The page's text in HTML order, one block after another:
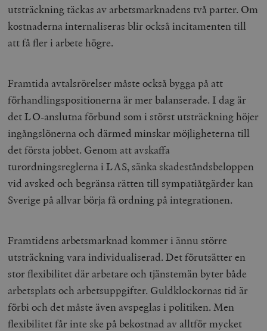
utsträckning täckas av arbetsmarknadens två parter. Om
kostnaderna internaliseras blir också incitamenten till
att få fler i arbete högre.
Framtida avtalsrörelser måste också bygga på att
förhandlingspositionerna är mer balanserade. I dag är
det LO-anslutna förbund som i störst utsträckning höjer
ingångslönerna och därmed minskar möjligheterna till
det första jobbet. Genom att avskaffa
turordningsreglerna i LAS, sänka skadeståndsbeloppen
vid avsked och begränsa rätten till sympatiåtgärder kan
Sverige på allvar börja få ordning på integrationen.
Framtidens arbetsmarknad kommer i ännu större
utsträckning vara individualiserad. Det förutsätter en
stor flexibilitet där arbetare och tjänstemän byter både
arbetsplats och arbetsuppgifter. Guldklockornas tid är
förbi och det måste även avspeglas i politiken. Men
flexibilitet får inte ske på bekostnad av alltför mycket